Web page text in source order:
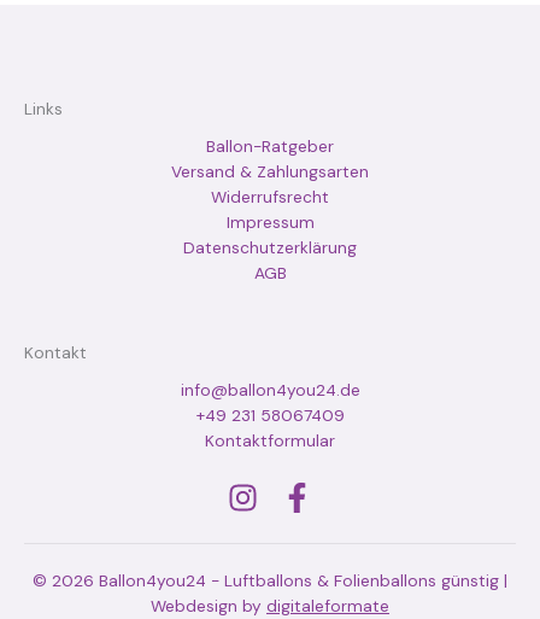
Links
Ballon-Ratgeber
Versand & Zahlungsarten
Widerrufsrecht
Impressum
Datenschutzerklärung
AGB
Kontakt
info@ballon4you24.de
+49 231 58067409
Kontaktformular
© 2026 Ballon4you24 - Luftballons & Folienballons günstig |
Webdesign by digitaleformate